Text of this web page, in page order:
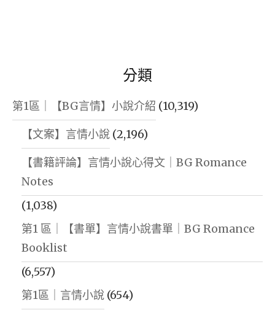
分類
第1區｜【BG言情】小說介紹 (10,319)
【文案】言情小說 (2,196)
【書籍評論】言情小說心得文｜BG Romance
Notes
(1,038)
第1 區｜【書單】言情小說書單｜BG Romance
Booklist
(6,557)
第1區｜言情小說 (654)